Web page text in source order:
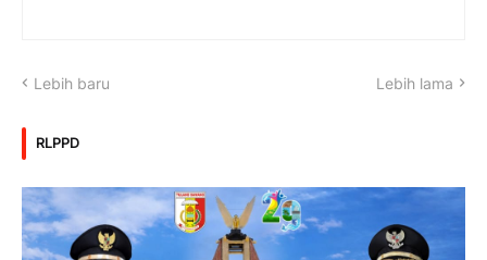
Lebih baru Lebih lama
RLPPD